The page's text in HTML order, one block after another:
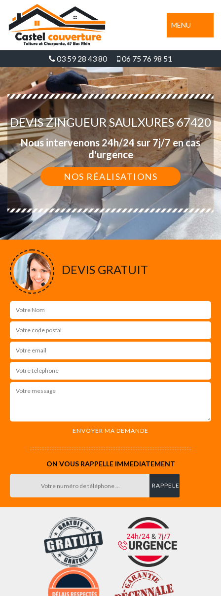
MENU
03 59 28 43 80 06 75 76 98 51
DEVIS ZINGUEUR SAULXURES 67420
Nous intervenons 24h/24 sur 7j/7 en cas
d'urgence
NOS RÉALISATIONS
DEVIS GRATUIT
ON VOUS RAPPELLE IMMEDIATEMENT